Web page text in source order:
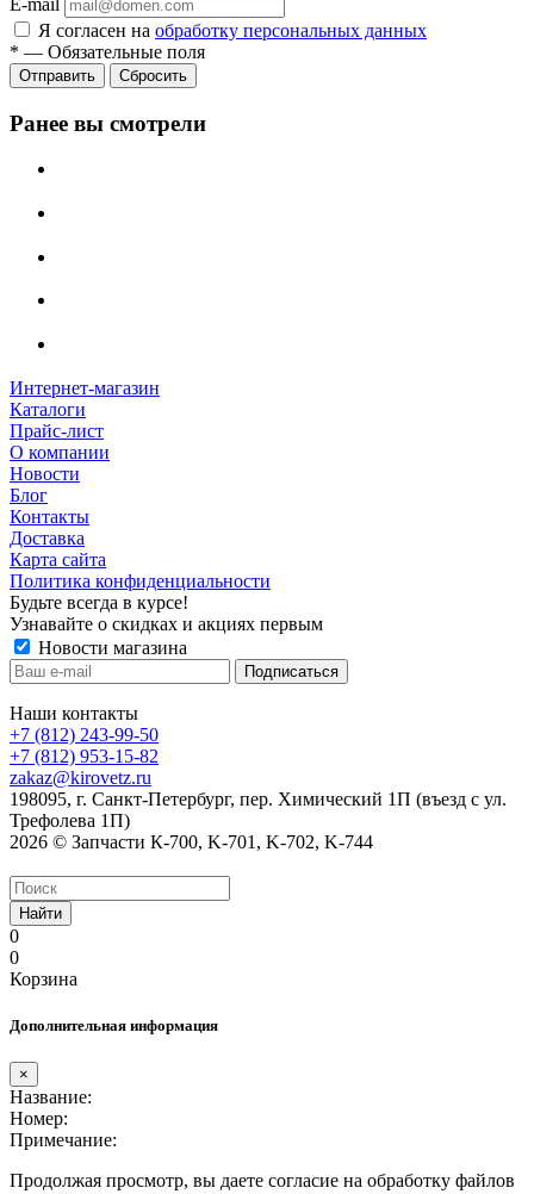
Я согласен на обработку персональных данных
* — Обязательные поля
Сбросить
Ранее вы смотрели
Интернет-магазин
Каталоги
Прайс-лист
О компании
Новости
Блог
Контакты
Доставка
Карта сайта
Политика конфиденциальности
Будьте всегда в курсе!
Узнавайте о скидках и акциях первым
Новости магазина
Наши контакты
+7 (812) 243-99-50
+7 (812) 953-15-82
zakaz@kirovetz.ru
198095, г. Санкт-Петербург, пер. Химический 1П (въезд с ул.
Трефолева 1П)
2026 © Запчасти К-700, K-701, K-702, K-744
Найти
0
0
Корзина
Дополнительная информация
×
Название:
Номер:
Примечание:
Продолжая просмотр, вы даете согласие на обработку файлов